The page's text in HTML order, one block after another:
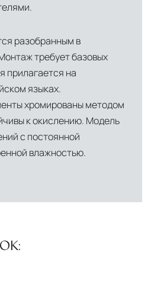
разобранным в
требует базовых
прилагается на
языках.
хромированы методом
к окислению. Модель
с постоянной
влажностью.